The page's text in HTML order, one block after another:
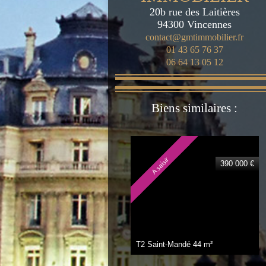
20b rue des Laitières
94300 Vincennes
contact@gmtimmobilier.fr
01 43 65 76 37
06 64 13 05 12
Biens similaires :
A saisir 390 000 €
T2 Saint-Mandé 44 m²